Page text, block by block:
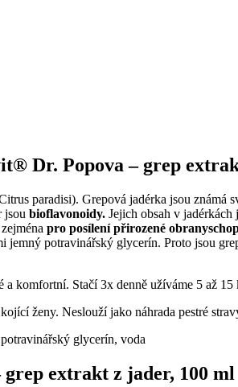
Dr. Popova – grep
paradisi). Grepová jadérka jsou známá
jsou bioflavonoidy. Jejich obsah v jadérkách
pro posílení přirozené
jemný potravinářský glycerín. Proto jsou
komfortní. Stačí 3x denně užíváme 5 až
ženy. Neslouží jako náhrada pestré
glycerín, voda
extrakt z jader, 100 ml